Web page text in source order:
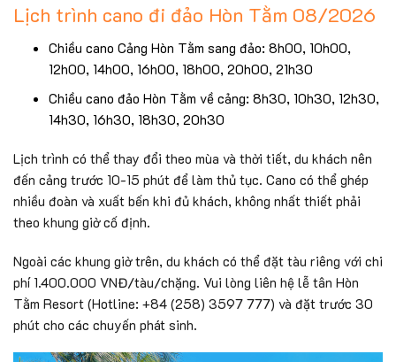
Lịch trình cano đi đảo Hòn Tằm 08/2026
Chiều cano Cảng Hòn Tằm sang đảo: 8h00, 10h00,
12h00, 14h00, 16h00, 18h00, 20h00, 21h30
Chiều cano đảo Hòn Tằm về cảng: 8h30, 10h30, 12h30,
14h30, 16h30, 18h30, 20h30
Lịch trình có thể thay đổi theo mùa và thời tiết, du khách nên
đến cảng trước 10-15 phút để làm thủ tục. Cano có thể ghép
nhiều đoàn và xuất bến khi đủ khách, không nhất thiết phải
theo khung giờ cố định.
Ngoài các khung giờ trên, du khách có thể đặt tàu riêng với chi
phí 1.400.000 VNĐ/tàu/chặng. Vui lòng liên hệ lễ tân Hòn
Tằm Resort (Hotline: +84 (258) 3597 777) và đặt trước 30
phút cho các chuyến phát sinh.